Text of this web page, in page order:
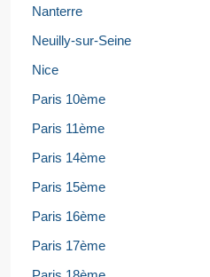
Nanterre
Neuilly-sur-Seine
Nice
Paris 10ème
Paris 11ème
Paris 14ème
Paris 15ème
Paris 16ème
Paris 17ème